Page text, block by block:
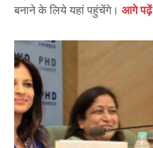
बनाने के लिये यहां पहुंचेंगे। आगे पढ़ें